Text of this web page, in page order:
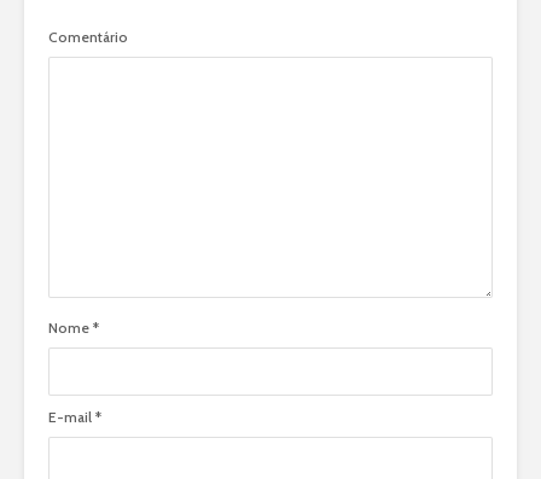
Comentário
Nome *
E-mail *